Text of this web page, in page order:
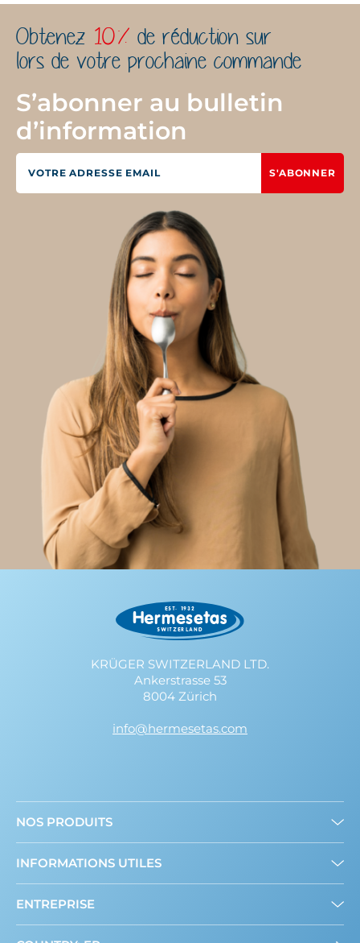
Obtenez 10% de réduction sur
lors de votre prochaine commande
S’abonner au bulletin
d’information
S'ABONNER
KRÜGER SWITZERLAND LTD.
Ankerstrasse 53
8004 Zürich
info@hermesetas.com
NOS PRODUITS
Edulcorant en poudre
INFORMATIONS UTILES
ENTREPRISE